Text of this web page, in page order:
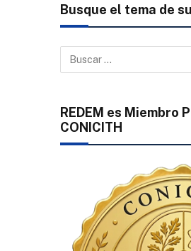
Busque el tema de
REDEM es Miembro
CONICITH